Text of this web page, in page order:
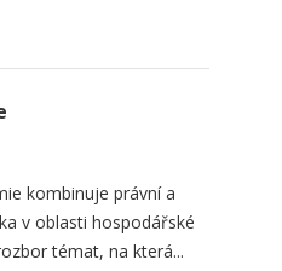
kombinuje právní a
v oblasti hospodářské
témat, na která...